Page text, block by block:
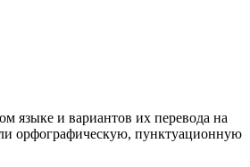
языке и вариантов их перевода на
орфографическую, пунктуационную